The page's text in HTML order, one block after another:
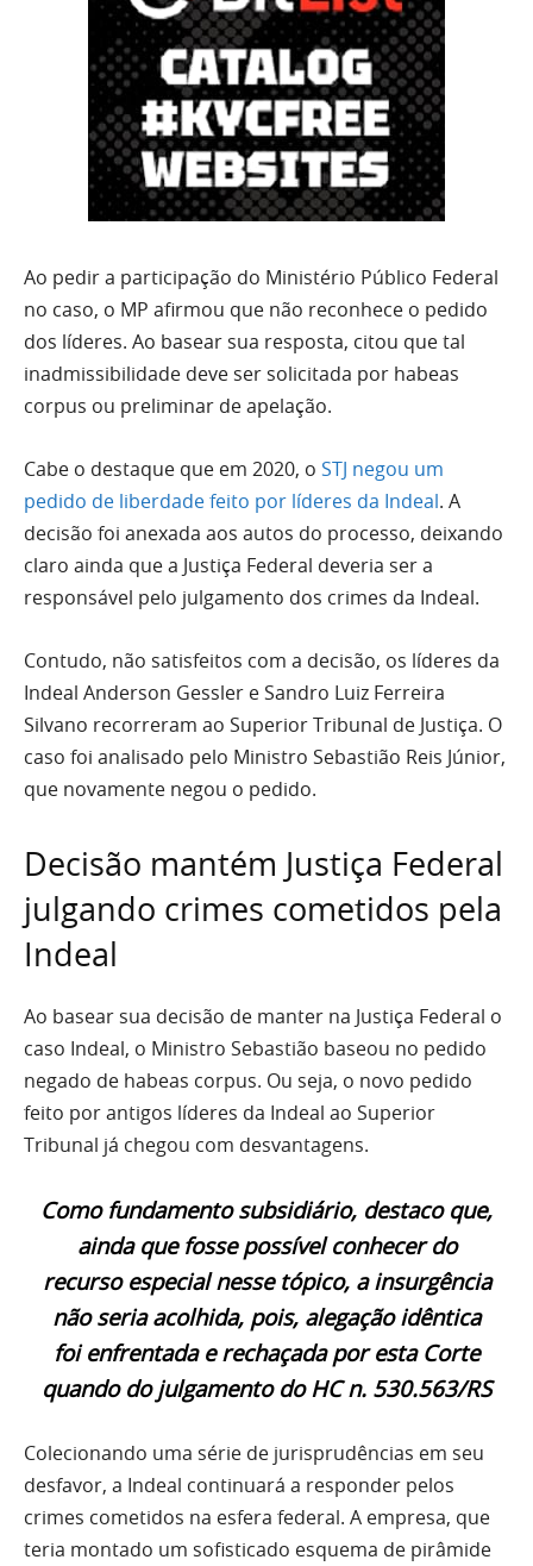
Ao pedir a participação do Ministério Público Federal
no caso, o MP afirmou que não reconhece o pedido
dos líderes. Ao basear sua resposta, citou que tal
inadmissibilidade deve ser solicitada por habeas
corpus ou preliminar de apelação.
Cabe o destaque que em 2020, o STJ negou um
pedido de liberdade feito por líderes da Indeal. A
decisão foi anexada aos autos do processo, deixando
claro ainda que a Justiça Federal deveria ser a
responsável pelo julgamento dos crimes da Indeal.
Contudo, não satisfeitos com a decisão, os líderes da
Indeal Anderson Gessler e Sandro Luiz Ferreira
Silvano recorreram ao Superior Tribunal de Justiça. O
caso foi analisado pelo Ministro Sebastião Reis Júnior,
que novamente negou o pedido.
Decisão mantém Justiça Federal
julgando crimes cometidos pela
Indeal
Ao basear sua decisão de manter na Justiça Federal o
caso Indeal, o Ministro Sebastião baseou no pedido
negado de habeas corpus. Ou seja, o novo pedido
feito por antigos líderes da Indeal ao Superior
Tribunal já chegou com desvantagens.
Como fundamento subsidiário, destaco que,
ainda que fosse possível conhecer do
recurso especial nesse tópico, a insurgência
não seria acolhida, pois, alegação idêntica
foi enfrentada e rechaçada por esta Corte
quando do julgamento do HC n. 530.563/RS
Colecionando uma série de jurisprudências em seu
desfavor, a Indeal continuará a responder pelos
crimes cometidos na esfera federal. A empresa, que
teria montado um sofisticado esquema de pirâmide